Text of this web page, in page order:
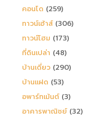
คอนโด (259)
ทาวน์เฮ้าส์(306)
ทาวน์โฮม (173)
ที่ดินเปล่า (48)
บ้านเดี่ยว(290)
บ้านแฝด (53)
อพาร์ทเม้นต์(3)
อาคารพาณิชย์(32)